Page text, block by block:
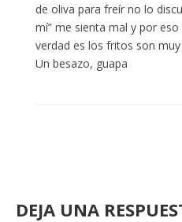
de oliva para freír no lo
mí” me sienta mal y por
verdad es los fritos son
Un besazo, guapa
DEJA UNA